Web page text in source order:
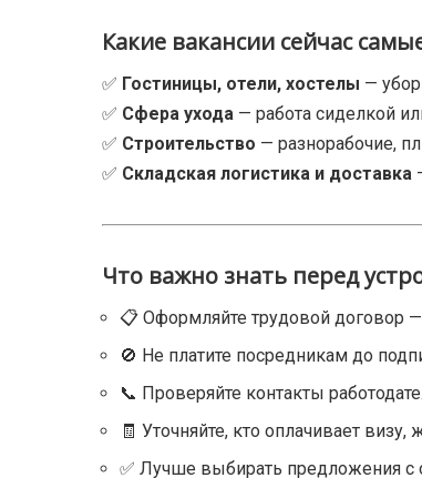
Какие вакансии сейчас
✅ Гостиницы, отели, хостелы —
✅ Сфера ухода — работа сиделкой
✅ Строительство — разнорабочие,
✅ Складская логистика и доставка
Что важно знать перед
📋 Оформляйте трудовой договор
🚫 Не платите посредникам до
📞 Проверяйте контакты
🧾 Уточняйте, кто оплачивает визу,
✅ Лучше выбирать предложения с